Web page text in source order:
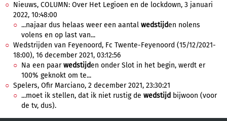
Nieuws, COLUMN: Over Het Legioen en de lockdown, 3 januari
2022, 10:48:00
...najaar dus helaas weer een aantal wedstijden nolens
volens en op last van...
Wedstrijden van Feyenoord, Fc Twente-Feyenoord (15/12/2021-
18:00), 16 december 2021, 03:12:56
Na een paarwedstijden onder Slot in het begin, werdt er
100% geknokt om te...
Spelers, Ofir Marciano, 2 december 2021, 23:30:21
...moet ik stellen, dat ik niet rustig de wedstijd bijwoon (voor
de tv, dus).